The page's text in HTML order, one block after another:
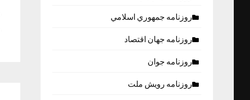
روزنامه جمهوري اسلامي
روزنامه جهان اقتصاد
روزنامه جوان
روزنامه رویش ملت